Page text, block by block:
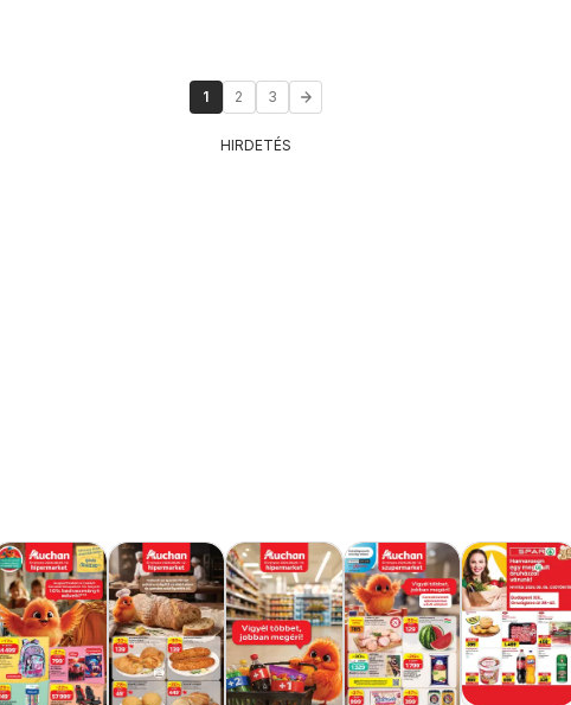
1 2 3
HIRDETÉS